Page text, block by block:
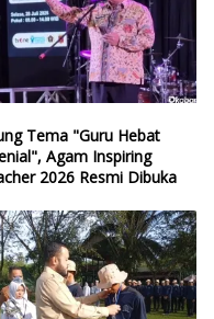
Tema "Guru Hebat
Agam Inspiring
2026 Resmi Dibuka